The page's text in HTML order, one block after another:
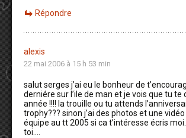
Répondre
alexis
22 mai 2006 à 15 h 53 min
salut serges j’ai eu le bonheur de
derniére sur l’ile de man et je vois que tu
année !!!! la trouille ou tu attends
trophy??? sinon j’ai des photos et une
équipe au tt 2005 si ca t’intéresse écris
toi….